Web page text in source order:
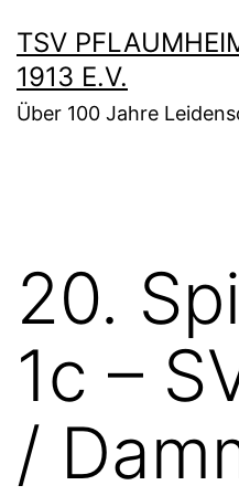
Inhalt
springen
TSV
1913 E.V.
Über 100 Jahre
20.
1c –
/